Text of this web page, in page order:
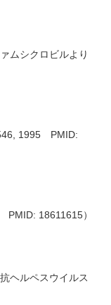
ムシクロビルより
1995 PMID:
PMID: 18611615）
ヘルペスウイルス